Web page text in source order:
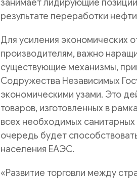
занимает лидирующие
результате переработки
Для усиления экономических
производителям, важно
существующие механизмы,
Содружества Независимых
экономическими узами. Это
товаров, изготовленных в
всех необходимых
очередь будет
населения ЕАЭС.
«Развитие торговли между